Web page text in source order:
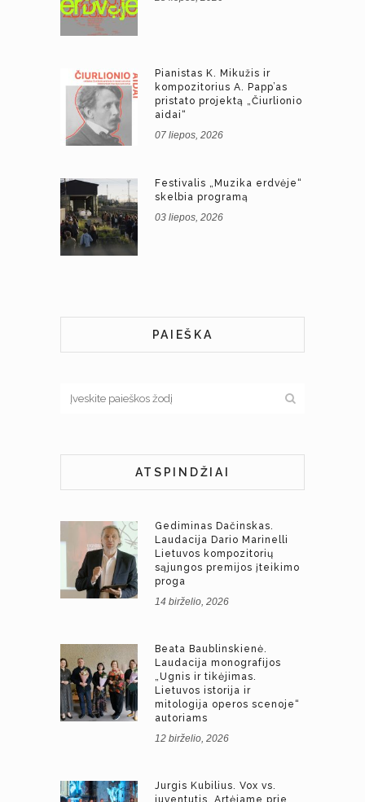
Pianistas K. Mikužis ir
kompozitorius A. Papp’as
pristato projektą „Čiurlionio
aidai“
07 liepos, 2026
Festivalis „Muzika erdvėje“
skelbia programą
03 liepos, 2026
PAIEŠKA
ATSPINDŽIAI
Gediminas Dačinskas.
Laudacija Dario Marinelli
Lietuvos kompozitorių
sąjungos premijos įteikimo
proga
14 birželio, 2026
Beata Baublinskienė.
Laudacija monografijos
„Ugnis ir tikėjimas.
Lietuvos istorija ir
mitologija operos scenoje“
autoriams
12 birželio, 2026
Jurgis Kubilius. Vox vs.
juventutis. Artėjame prie